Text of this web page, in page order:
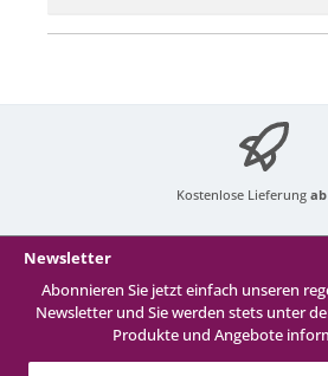
Kostenlose Lieferung ab
Newsletter
Abonnieren Sie jetzt einfach unseren
Newsletter und Sie werden stets unter
Produkte und Angebote